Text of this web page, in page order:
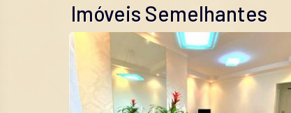
Imóveis Semelhantes